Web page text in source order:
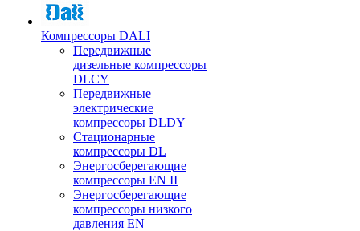
Компрессоры DALI
Передвижные
дизельные компрессоры
DLCY
Передвижные
электрические
компрессоры DLDY
Стационарные
компрессоры DL
Энергосберегающие
компрессоры EN II
Энергосберегающие
компрессоры низкого
давления EN